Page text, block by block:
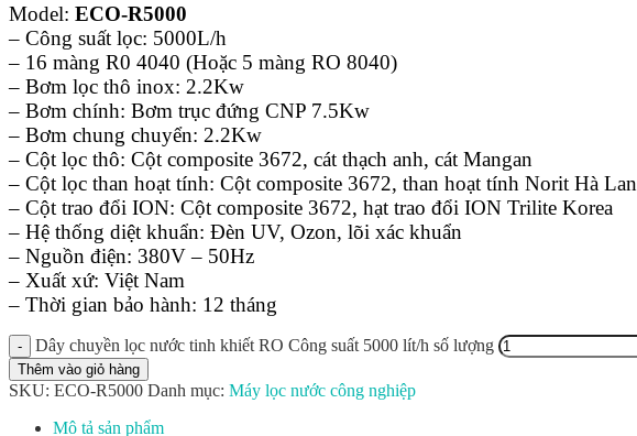
Model: ECO-R5000
– Công suất lọc: 5000L/h
– 16 màng R0 4040 (Hoặc 5 màng RO 8040)
– Bơm lọc thô inox: 2.2Kw
– Bơm chính: Bơm trục đứng CNP 7.5Kw
– Bơm chung chuyển: 2.2Kw
– Cột lọc thô: Cột composite 3672, cát thạch anh, cát Mangan
– Cột lọc than hoạt tính: Cột composite 3672, than hoạt tính Norit Hà Lan
– Cột trao đổi ION: Cột composite 3672, hạt trao đổi ION Trilite Korea
– Hệ thống diệt khuẩn: Đèn UV, Ozon, lõi xác khuẩn
– Nguồn điện: 380V – 50Hz
– Xuất xứ: Việt Nam
– Thời gian bảo hành: 12 tháng
Dây chuyền lọc nước tinh khiết RO Công suất 5000 lít/h số lượng
Thêm vào giỏ hàng
SKU: ECO-R5000 Danh mục: Máy lọc nước công nghiệp
Mô tả sản phẩm